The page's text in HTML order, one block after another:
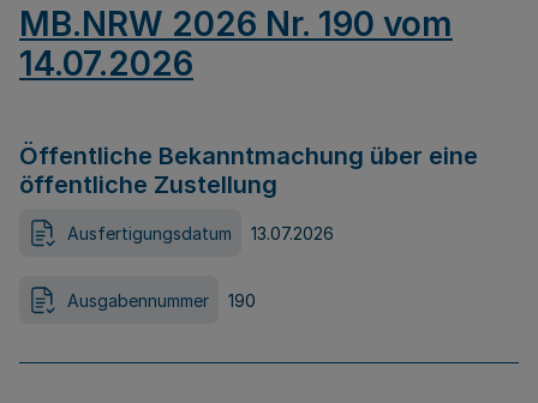
MB.NRW 2026 Nr. 190 vom
14.07.2026
Öffentliche Bekanntmachung über eine
öffentliche Zustellung
Ausfertigungsdatum 13.07.2026
Ausgabennummer 190